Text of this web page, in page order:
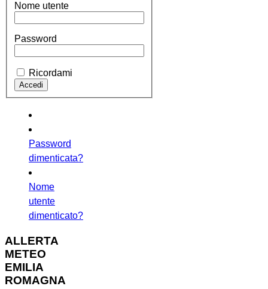
Nome utente
Password
Ricordami
Password
dimenticata?
Nome
utente
dimenticato?
ALLERTA
METEO
EMILIA
ROMAGNA